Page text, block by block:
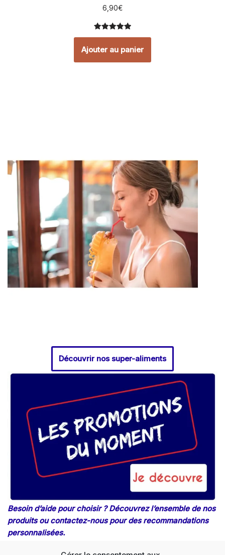
6,90€
Noté5.00
sur 5
3
Ajouter au panier
Découvrir nos super-aliments
Besoin d’aide pour choisir ? Découvrez l’ensemble de nos
produits ou contactez-nous pour des recommandations
personnalisées.